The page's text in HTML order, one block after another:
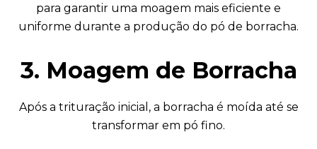
para garantir uma moagem mais eficiente e
uniforme durante a produção do pó de borracha.
3. Moagem de Borracha
Após a trituração inicial, a borracha é moída até se
transformar em pó fino.